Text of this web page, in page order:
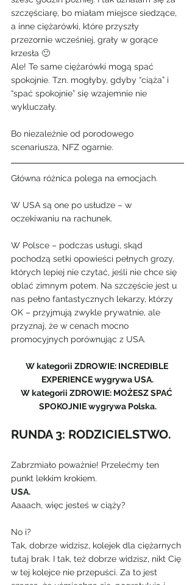
szczęściarę, bo miałam miejsce siedzące,
a inne ciężarówki, które przyszły
przezornie wcześniej, grały w gorące
krzesła 🙂
Ale! Te same ciężarówki mogą spać
spokojnie. Tzn. mogłyby, gdyby “ciąża” i
“spać spokojnie” się wzajemnie nie
wykluczały.
Bo niezależnie od porodowego
scenariusza, NFZ ogarnie.
Główna różnica polega na emocjach.
W USA są one po usłudze – w
oczekiwaniu na rachunek.
W Polsce – podczas usługi, skąd
pochodzą setki opowieści pełnych grozy,
których lepiej nie czytać, jeśli nie chce się
oblać zimnym potem. Na szczęście jest u
nas pełno fantastycznych lekarzy, którzy
OK – przyjmują zwykle prywatnie, ale
przyznaj, że w cenach mocno
promocyjnych porównując z USA.
W kategorii ZDROWIE: INCREDIBLE
EXPERIENCE wygrywa USA.
W kategorii ZDROWIE: MOŻESZ SPAĆ
SPOKOJNIE wygrywa Polska.
RUNDA 3: RODZICIELSTWO.
Zabrzmiało poważnie! Przelećmy ten
punkt lekkim krokiem.
USA.
Aaaach, więc jesteś w ciąży?
No i?
Tak, dobrze widzisz, kolejek dla ciężarnych
tutaj brak. I tak, też dobrze widzisz, nikt Cię
w tej kolejce nie przepuści. Za to jest